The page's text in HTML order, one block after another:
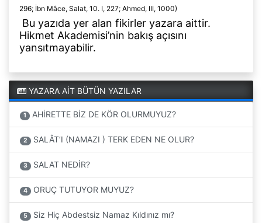
296; İbn Mâce, Salat, 10. I, 227; Ahmed, III, 1000)
Bu yazıda yer alan fikirler yazara aittir.
Hikmet Akademisi’nin bakış açısını
yansıtmayabilir.
YAZARA AİT BÜTÜN YAZILAR
1 AHİRETTE BİZ DE KÖR OLURMUYUZ?
2 SALÂT’I (NAMAZI ) TERK EDEN NE OLUR?
3 SALAT NEDİR?
4 ORUÇ TUTUYOR MUYUZ?
5 Siz Hiç Abdestsiz Namaz Kıldınız mı?